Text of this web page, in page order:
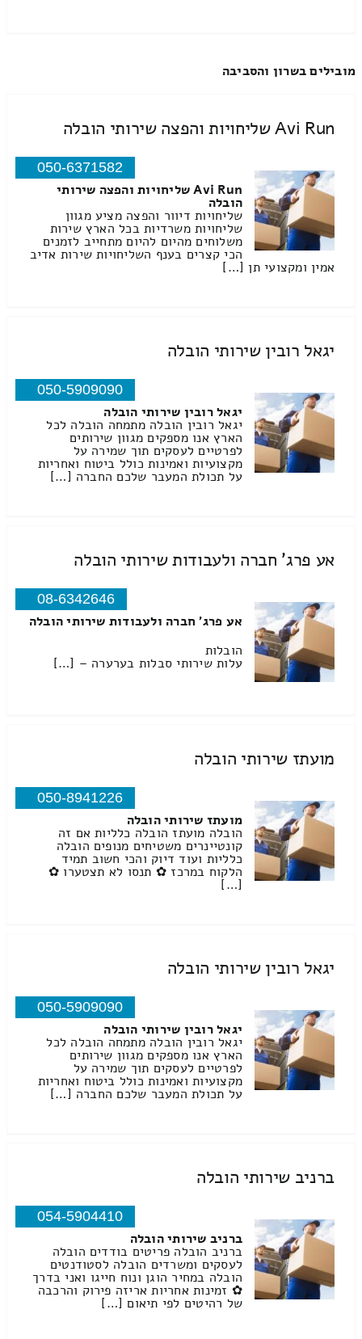
מובילים בשרון והסביבה
Avi Run שליחויות והפצה שירותי הובלה
050-6371582
Avi Run שליחויות והפצה שירותי
הובלה
שליחויות דיוור והפצה מציע מגוון
שליחויות משרדיות בכל הארץ שירות
משלוחים מהיום להיום מתחייב לזמנים
הכי קצרים בענף השליחויות שירות אדיב
אמין ומקצועי תן […]
יגאל רובין שירותי הובלה
050-5909090
יגאל רובין שירותי הובלה
יגאל רובין הובלה מתמחה הובלה לכל
הארץ אנו מספקים מגוון שירותים
לפרטיים לעסקים תוך שמירה על
מקצועיות ואמינות כולל ביטוח ואחריות
על תכולת המעבר שלכם החברה […]
אע פרג' חברה ולעבודות שירותי הובלה
08-6342646
אע פרג' חברה ולעבודות שירותי הובלה
הובלות
עלות שירותי סבלות בערערה – […]
מועתז שירותי הובלה
050-8941226
מועתז שירותי הובלה
הובלה מועתז הובלה כלליות אם זה
קונטיינרים משטיחים מנופים הובלה
כלליות ועוד דיוק והכי חשוב תמיד
הלקוח במרכז ✿ תנסו לא תצטערו ✿
[…]
יגאל רובין שירותי הובלה
050-5909090
יגאל רובין שירותי הובלה
יגאל רובין הובלה מתמחה הובלה לכל
הארץ אנו מספקים מגוון שירותים
לפרטיים לעסקים תוך שמירה על
מקצועיות ואמינות כולל ביטוח ואחריות
על תכולת המעבר שלכם החברה […]
ברניב שירותי הובלה
054-5904410
ברניב שירותי הובלה
ברניב הובלה פריטים בודדים הובלה
לעסקים ומשרדים הובלה לסטודנטים
הובלה במחיר הוגן ונוח חייגו ואני בדרך
✿ זמינות אחריות אריזה פירוק והרכבה
של רהיטים לפי תיאום […]